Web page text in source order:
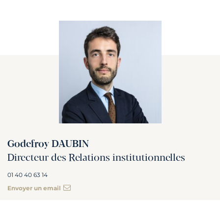
Godefroy DAUBIN
Directeur des Relations institutionnelles
01 40 40 63 14
Envoyer un email